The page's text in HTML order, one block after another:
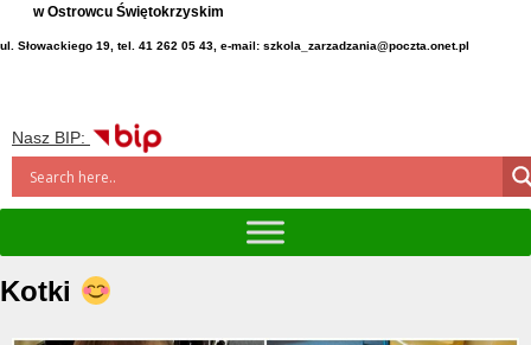
w Ostrowcu Świętokrzyskim
ul. Słowackiego 19, tel. 41 262 05 43, e-mail: szkola_zarzadzania@poczta.onet.pl
Nasz BIP:
Kotki